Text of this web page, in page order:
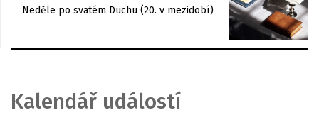
Neděle po svatém Duchu (20. v mezidobí)
Kalendář událostí